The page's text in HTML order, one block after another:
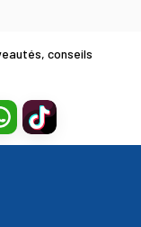
conseils